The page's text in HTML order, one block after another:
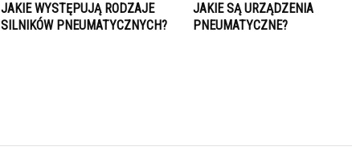
JAKIE WYSTĘPUJĄ RODZAJE
SILNIKÓW PNEUMATYCZNYCH?
JAKIE SĄ URZĄDZENIA
PNEUMATYCZNE?